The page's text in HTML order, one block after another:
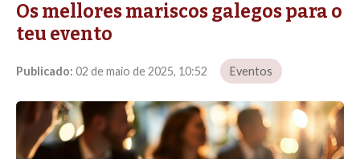
Os mellores mariscos galegos para o
teu evento
Publicado: 02 de maio de 2025, 10:52 Eventos